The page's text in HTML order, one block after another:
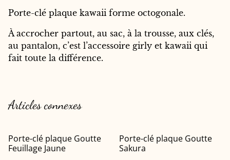
Porte-clé plaque kawaii forme octogonale.
À accrocher partout, au sac, à la trousse, aux clés,
au pantalon, c’est l’accessoire girly et kawaii qui
fait toute la différence.
Articles connexes
Porte-clé plaque Goutte
Feuillage Jaune
Porte-clé plaque Goutte
Sakura